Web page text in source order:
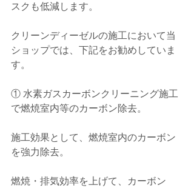
スクも低減します。
クリーンディーゼルの施工において当
ショップでは、下記をお勧めしていま
す。
① 水素ガスカーボンクリーニング施工
で燃焼室内等のカーボン除去。
施工効果として、燃焼室内のカーボン
を強力除去。
燃焼・排気効率を上げて、カーボン